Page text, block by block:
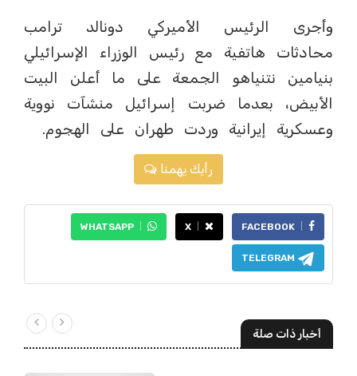
وأجرى الرئيس الأميركي دونالد ترامب
محادثات هاتفية مع رئيس الوزراء الإسرائيلي
بنيامين نتنياهو الجمعة على ما أعلن البيت
الأبيض، بعدما ضربت إسرائيل منشآت نووية
وعسكرية إيرانية وردت طهران على الهجوم.
رأيك يهمنا
FACEBOOK
X
WHATSAPP
TELEGRAM
أخبار ذات صلة